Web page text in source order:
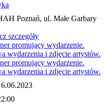
Poznań, ul. Małe Garbary
szczegóły